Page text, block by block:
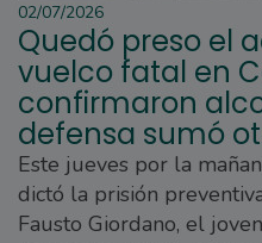
02/07/2026
Quedó preso el
vuelco fatal en
confirmaron
defensa sumó
Este jueves por la
dictó la prisión
Fausto Giordano, el